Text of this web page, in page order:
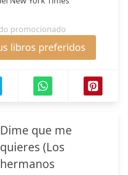
promocionado
libros preferidos
Dime que me
quieres (Los
hermanos